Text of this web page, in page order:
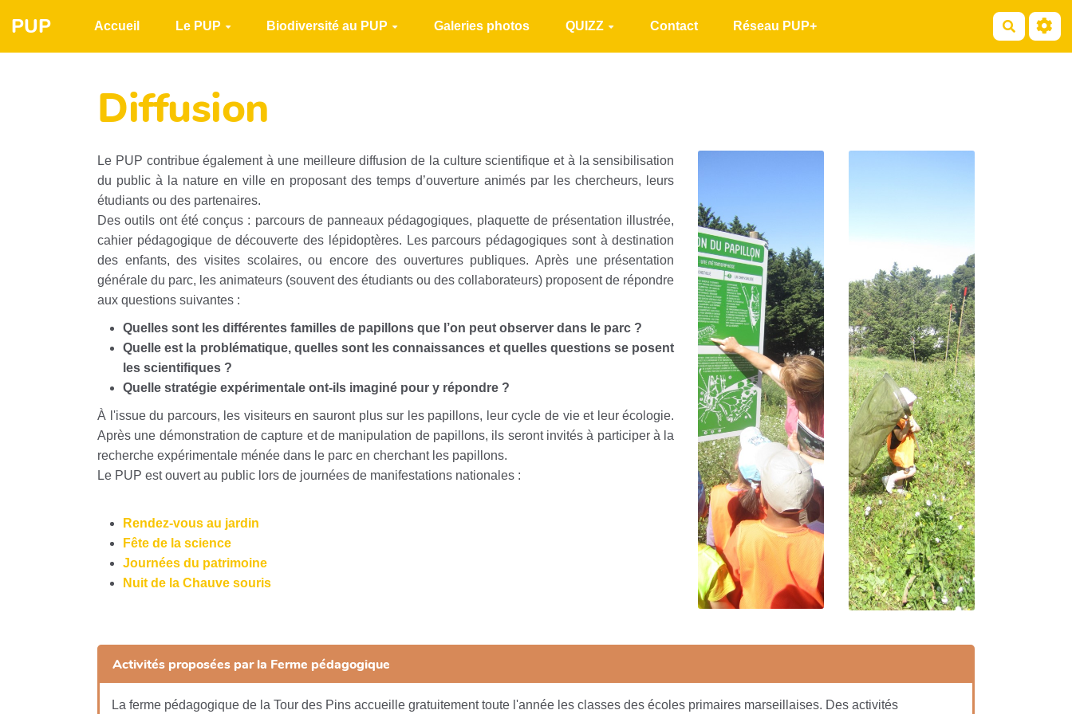
Aller au contenu principal
PUP Accueil Le PUP Biodiversité au PUP Galeries photos QUIZZ Contact Réseau PUP+
Diffusion
Le PUP contribue également à une meilleure diffusion de la culture scientifique et à la sensibilisation
du public à la nature en ville en proposant des temps d’ouverture animés par les chercheurs, leurs
étudiants ou des partenaires.
Des outils ont été conçus : parcours de panneaux pédagogiques, plaquette de présentation illustrée,
cahier pédagogique de découverte des lépidoptères. Les parcours pédagogiques sont à destination
des enfants, des visites scolaires, ou encore des ouvertures publiques. Après une présentation
générale du parc, les animateurs (souvent des étudiants ou des collaborateurs) proposent de répondre
aux questions suivantes :
Quelles sont les différentes familles de papillons que l’on peut observer dans le parc ?
Quelle est la problématique, quelles sont les connaissances et quelles questions se posent
les scientifiques ?
Quelle stratégie expérimentale ont-ils imaginé pour y répondre ?
À l'issue du parcours, les visiteurs en sauront plus sur les papillons, leur cycle de vie et leur écologie.
Après une démonstration de capture et de manipulation de papillons, ils seront invités à participer à la
recherche expérimentale ménée dans le parc en cherchant les papillons.
Le PUP est ouvert au public lors de journées de manifestations nationales :
Rendez-vous au jardin
Fête de la science
Journées du patrimoine
Nuit de la Chauve souris
Activités proposées par la Ferme pédagogique
La ferme pédagogique de la Tour des Pins accueille gratuitement toute l'année les classes des écoles primaires marseillaises. Des activités